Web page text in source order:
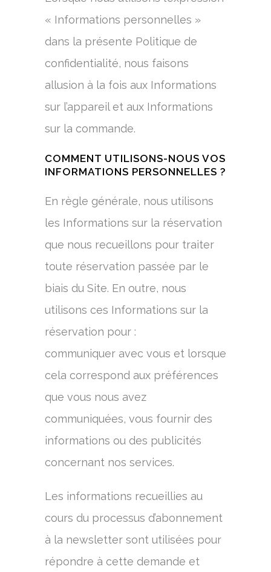
« Informations personnelles »
dans la présente Politique de
confidentialité, nous faisons
allusion à la fois aux Informations
sur l’appareil et aux Informations
sur la commande.
COMMENT UTILISONS-NOUS VOS
INFORMATIONS PERSONNELLES ?
En règle générale, nous utilisons
les Informations sur la réservation
que nous recueillons pour traiter
toute réservation passée par le
biais du Site. En outre, nous
utilisons ces Informations sur la
réservation pour :
communiquer avec vous et lorsque
cela correspond aux préférences
que vous nous avez
communiquées, vous fournir des
informations ou des publicités
concernant nos services.
Les informations recueillies au
cours du processus d’abonnement
à la newsletter sont utilisées pour
répondre à cette demande et